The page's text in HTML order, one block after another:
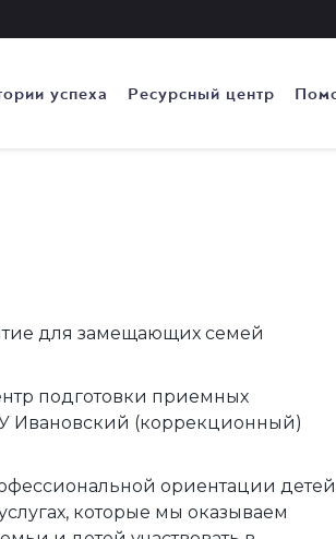
успеха Ресурсный центр
для замещающих семей
подготовки приемных
Ивановский (коррекционный)
ориентации
которые мы оказываем